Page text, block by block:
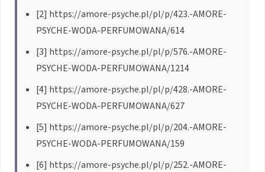
[2] https://amore-psyche.pl/pl/p/423.-AMORE-
PSYCHE-WODA-PERFUMOWANA/614
[3] https://amore-psyche.pl/pl/p/576.-AMORE-
PSYCHE-WODA-PERFUMOWANA/1214
[4] https://amore-psyche.pl/pl/p/428.-AMORE-
PSYCHE-WODA-PERFUMOWANA/627
[5] https://amore-psyche.pl/pl/p/204.-AMORE-
PSYCHE-WODA-PERFUMOWANA/159
[6] https://amore-psyche.pl/pl/p/252.-AMORE-